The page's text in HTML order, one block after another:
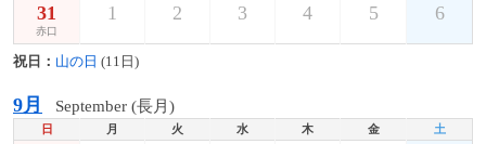
31
赤口
1 2 3 4 5 6
祝日： 山の日 (11日)
9月 September (長月)
日 月 火 水 木 金 土